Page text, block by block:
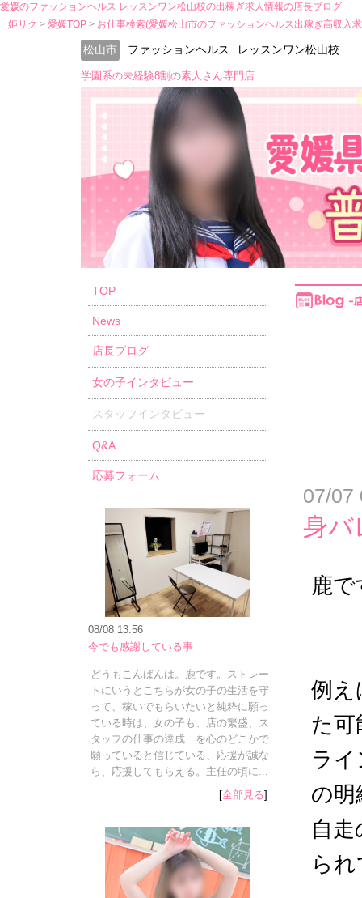
愛媛のファッションヘルス レッスンワン松山校の出稼ぎ求人情報の店長ブログ
姫リク
愛媛TOP お仕事検索(愛媛松山市のファッションヘルス出稼ぎ高収入
松山市 ファッションヘルス レッスンワン松山校
学園系の未経験8割の素人さん専門店
TOP
News
店長ブログ
女の子インタビュー
スタッフインタビュー
Q&A
応募フォーム
08/08 13:56
今でも感謝している事
どうもこんばんは。鹿です。ストレー
トにいうとこちらが女の子の生活を守
って、稼いでもらいたいと純粋に願っ
ている時は、女の子も、店の繁盛、ス
タッフの仕事の達成 を心のどこかで
願っていると信じている、応援が誠な
ら、応援してもらえる。主任の頃に...
[全部見る]
07/07
身バ
鹿で
例え
た可
ラ
の明
自
ら